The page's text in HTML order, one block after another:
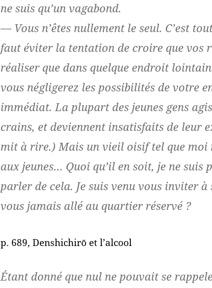
ne suis qu’un vagabond.
— Vous n’êtes nullement le seul. C’est
faut éviter la tentation de croire que vos
réaliser que dans quelque endroit
vous négligerez les possibilités de votre
immédiat. La plupart des jeunes gens
crains, et deviennent insatisfaits de leur
mit à rire.) Mais un vieil oisif tel que moi
aux jeunes… Quoi qu’il en soit, je ne suis
parler de cela. Je suis venu vous inviter
vous jamais allé au quartier réservé ?
p. 689, Denshichirō et l’alcool
Étant donné que nul ne pouvait se